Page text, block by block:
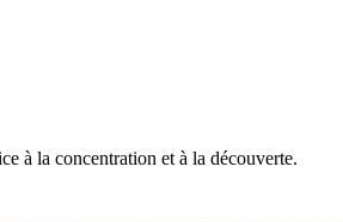
à la concentration et à la découverte.